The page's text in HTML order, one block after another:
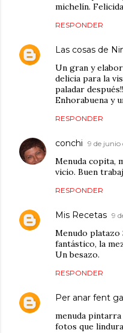
michelín.
RESPONDER
Las cosas de
Un gran y
delicia para la
paladar
Enhorabuena y
RESPONDER
conchi 9 de junio
Menuda copita,
vicio. Buen
RESPONDER
Mis Recetas 9
Menudo platazo
fantástico, la
Un besazo.
RESPONDER
Per anar fent
menuda pintarra
fotos que